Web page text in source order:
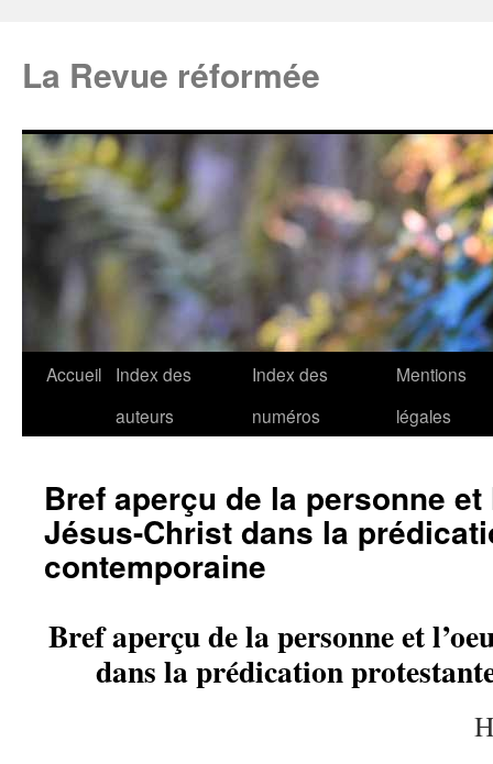
La Revue réformée
Accueil
Index des
auteurs
Index des
numéros
Mentions
légales
Bref aperçu de la personne et
Jésus-Christ dans la
contemporaine
Bref aperçu de la personne et
dans la prédication